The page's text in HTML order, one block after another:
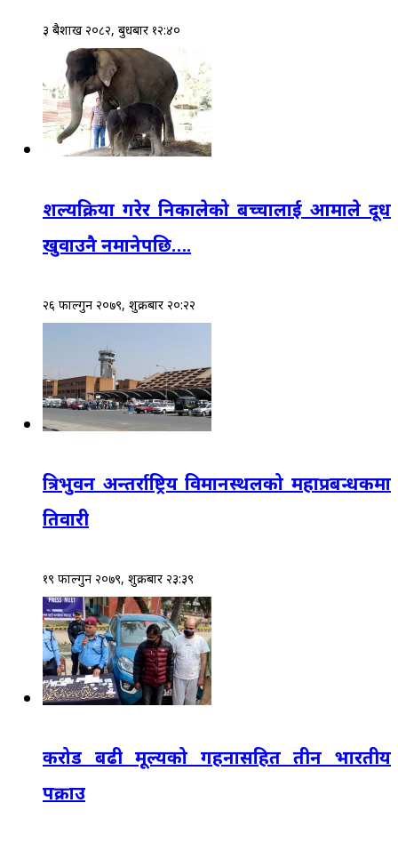
३ बैशाख २०८२, बुधबार १२:४०
शल्यक्रिया गरेर निकालेको बच्चालाई आमाले दूध
खुवाउनै नमानेपछि….
२६ फाल्गुन २०७९, शुक्रबार २०:२२
त्रिभुवन अन्तर्राष्ट्रिय विमानस्थलको महाप्रबन्धकमा
तिवारी
१९ फाल्गुन २०७९, शुक्रबार २३:३९
करोड बढी मूल्यको गहनासहित तीन भारतीय
पक्राउ